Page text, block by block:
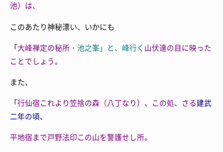
池）は、
このあたり神秘漂い、いかにも
「大峰禅定の秘所・ 池之峯」と、峰行く 山伏達の目に映った
ことでしょう。
また、
「行仙宿これより笠捨の森（八丁なり）、この処、さる建武
二年の頃、
平地宿まで戸野法印この山を警護せし所。